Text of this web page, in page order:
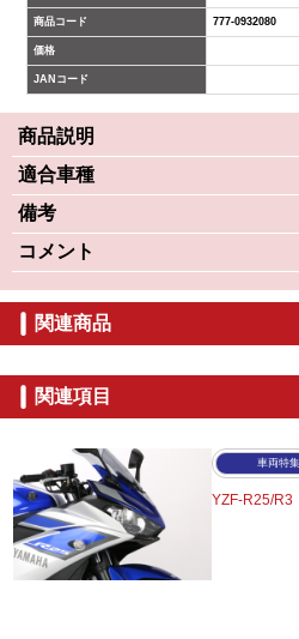
商品コード 777-0932080
価格
JANコード
商品説明
適合車種
備考
コメント
関連商品
関連項目
車両特集
YZF-R25/R3